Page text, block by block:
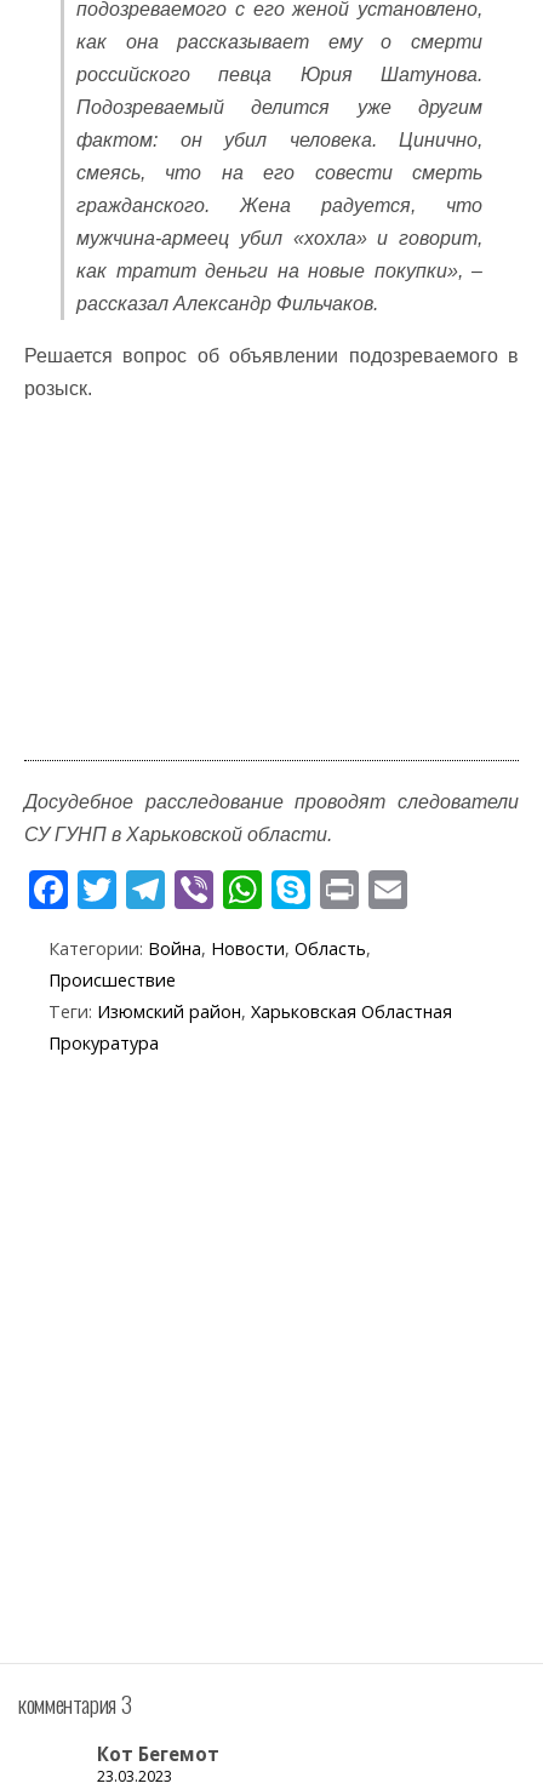
подозреваемого с его женой установлено,
как она рассказывает ему о смерти
российского певца Юрия Шатунова.
Подозреваемый делится уже другим
фактом: он убил человека. Цинично,
смеясь, что на его совести смерть
гражданского. Жена радуется, что
мужчина-армеец убил «хохла» и говорит,
как тратит деньги на новые покупки», –
рассказал Александр Фильчаков.
Решается вопрос об объявлении подозреваемого в
розыск.
Досудебное расследование проводят следователи
СУ ГУНП в Харьковской области.
F
e
b
o
T
itt
er
T
el
e
gr
Vi
er
W
at
s
S
k
y
p
Pr
t
l
Категории: Война, Новости, Область,
Происшествие
Теги: Изюмский район, Харьковская Областная
Прокуратура
комментария 3
Кот Бегемот
23.03.2023